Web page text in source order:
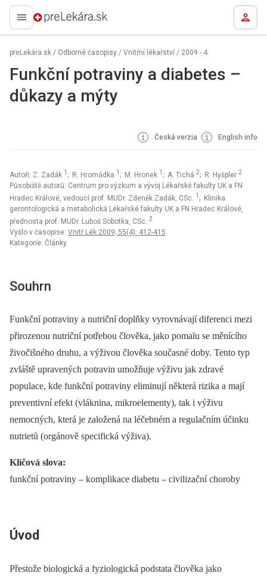
preLekára.sk
preLekára.sk / Odborné časopisy / Vnitřní lékařství / 2009 - 4
Funkční potraviny a diabetes –
důkazy a mýty
Česká verzia English info
Autoři: Z. Zadák 1 ; R. Hromádka 1 ; M. Hronek 1 ; A. Tichá 2; R. Hyšpler 2
Působiště autorů: Centrum pro výzkum a vývoj Lékařské fakulty UK a FN
Hradec Králové, vedoucí prof. MUDr. Zdeněk Zadák, CSc. 1 ; Klinika
gerontologická a metabolická Lékařské fakulty UK a FN Hradec Králové,
přednosta prof. MUDr. Luboš Sobotka, CSc. 2
Vyšlo v časopise: Vnitř Lék 2009; 55(4): 412-415
Kategorie: Články
Souhrn
Funkční potraviny a nutriční doplňky vyrovnávají diferenci mezi
přirozenou nutriční potřebou člověka, jako pomalu se měnícího
živočišného druhu, a výživou člověka současné doby. Tento typ
zvláště upravených potravin umožňuje výživu jak zdravé
populace, kde funkční potraviny eliminují ně­kte­rá rizika a mají
preventivní efekt (vláknina, mikroelementy), tak i výživu
nemocných, která je založená na léčebném a regulačním účinku
nutrietů (orgánově specifická výživa).
Klíčová slova:
funkční potraviny –⁠ komplikace diabetu –⁠ civilizační choroby
Úvod
Přestože biologická a fyziologická podstata člověka jako